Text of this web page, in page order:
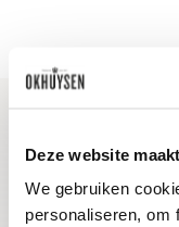
Deze website
We gebruiken
personaliseren, om
Blijf op de
Ontvang het
evenementen